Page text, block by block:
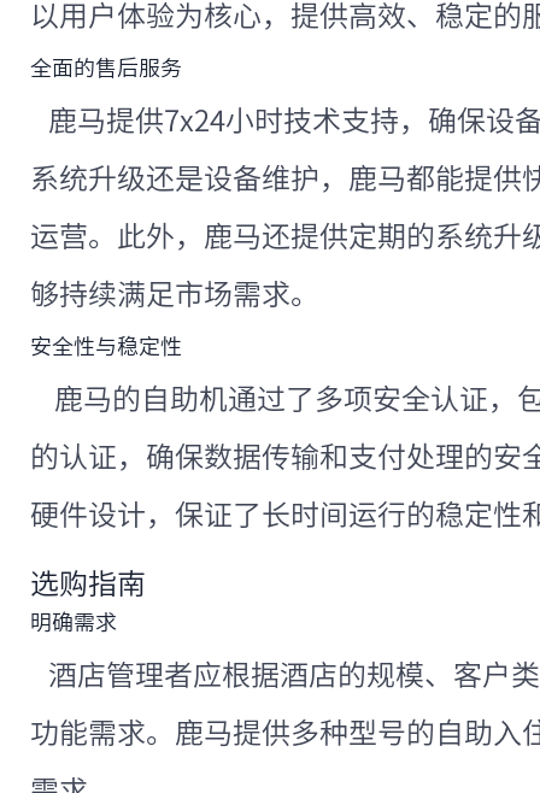
以用户体验为核心，提供高效、稳定的
全面的售后服务
鹿马提供7x24小时技术支持，确保设
系统升级还是设备维护，鹿马都能提供
运营。此外，鹿马还提供定期的系统升
够持续满足市场需求。
安全性与稳定性
鹿马的自助机通过了多项安全认证，
的认证，确保数据传输和支付处理的安
硬件设计，保证了长时间运行的稳定性
选购指南
明确需求
酒店管理者应根据酒店的规模、客户
功能需求。鹿马提供多种型号的自助入